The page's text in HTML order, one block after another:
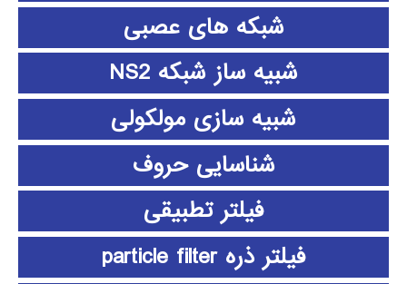
شبکه های عصبی
شبیه ساز شبکه NS2
شبیه سازی مولکولی
شناسایی حروف
فیلتر تطبیقی
فیلتر ذره particle filter